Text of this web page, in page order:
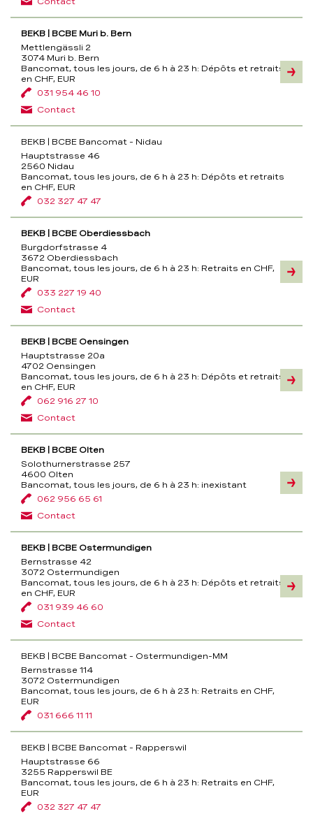
BEKB | BCBE Muri b. Bern
Mettlengässli 2
3074 Muri b. Bern
Bancomat, tous les jours, de 6 h à 23 h: Dépôts et retraits
en CHF, EUR
031 954 46 10
Contact
BEKB | BCBE Bancomat - Nidau
Hauptstrasse 46
2560 Nidau
Bancomat, tous les jours, de 6 h à 23 h: Dépôts et retraits
en CHF, EUR
032 327 47 47
BEKB | BCBE Oberdiessbach
Burgdorfstrasse 4
3672 Oberdiessbach
Bancomat, tous les jours, de 6 h à 23 h: Retraits en CHF,
EUR
033 227 19 40
Contact
BEKB | BCBE Oensingen
Hauptstrasse 20a
4702 Oensingen
Bancomat, tous les jours, de 6 h à 23 h: Dépôts et retraits
en CHF, EUR
062 916 27 10
Contact
BEKB | BCBE Olten
Solothurnerstrasse 257
4600 Olten
Bancomat, tous les jours, de 6 h à 23 h: inexistant
062 956 65 61
Contact
BEKB | BCBE Ostermundigen
Bernstrasse 42
3072 Ostermundigen
Bancomat, tous les jours, de 6 h à 23 h: Dépôts et retraits
en CHF, EUR
031 939 46 60
Contact
BEKB | BCBE Bancomat - Ostermundigen-MM
Bernstrasse 114
3072 Ostermundigen
Bancomat, tous les jours, de 6 h à 23 h: Retraits en CHF,
EUR
031 666 11 11
BEKB | BCBE Bancomat - Rapperswil
Hauptstrasse 66
3255 Rapperswil BE
Bancomat, tous les jours, de 6 h à 23 h: Retraits en CHF,
EUR
032 327 47 47